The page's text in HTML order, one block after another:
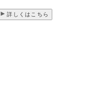
詳しくはこちら